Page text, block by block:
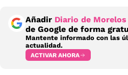
Añadir Diario de Morelos
de Google de forma
Mantente informado con las
actualidad.
ACTIVAR AHORA